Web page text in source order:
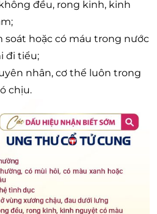
đều, rong kinh, kinh
soát hoặc có máu trong nước
đi tiểu;
nhân, cơ thể luôn trong
chịu.